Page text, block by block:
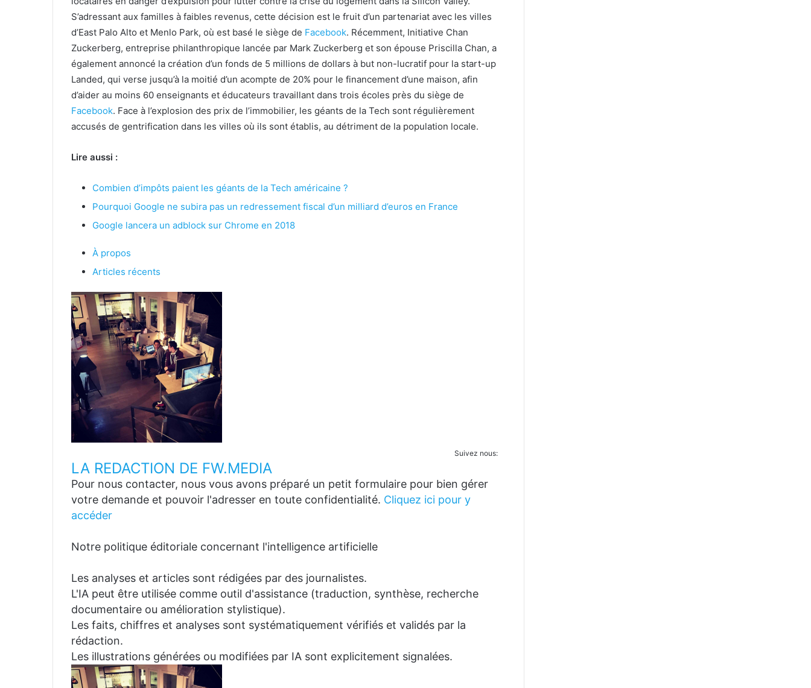
S’adressant aux familles à faibles revenus, cette décision est le fruit d’un partenariat avec les villes
d’East Palo Alto et Menlo Park, où est basé le siège de Facebook. Récemment, Initiative Chan
Zuckerberg, entreprise philanthropique lancée par Mark Zuckerberg et son épouse Priscilla Chan, a
également annoncé la création d’un fonds de 5 millions de dollars à but non-lucratif pour la start-up
Landed, qui verse jusqu’à la moitié d’un acompte de 20% pour le financement d’une maison, afin
d’aider au moins 60 enseignants et éducateurs travaillant dans trois écoles près du siège de
Facebook. Face à l’explosion des prix de l’immobilier, les géants de la Tech sont régulièrement
accusés de gentrification dans les villes où ils sont établis, au détriment de la population locale.
Lire aussi :
Combien d’impôts paient les géants de la Tech américaine ?
Pourquoi Google ne subira pas un redressement fiscal d’un milliard d’euros en France
Google lancera un adblock sur Chrome en 2018
À propos
Articles récents
Suivez nous:
LA REDACTION DE FW.MEDIA
Pour nous contacter, nous vous avons préparé un petit formulaire pour bien gérer
votre demande et pouvoir l'adresser en toute confidentialité. Cliquez ici pour y
accéder
Notre politique éditoriale concernant l'intelligence artificielle
Les analyses et articles sont rédigées par des journalistes.
L'IA peut être utilisée comme outil d'assistance (traduction, synthèse, recherche
documentaire ou amélioration stylistique).
Les faits, chiffres et analyses sont systématiquement vérifiés et validés par la
rédaction.
Les illustrations générées ou modifiées par IA sont explicitement signalées.